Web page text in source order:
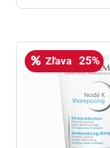
Zľava 25%